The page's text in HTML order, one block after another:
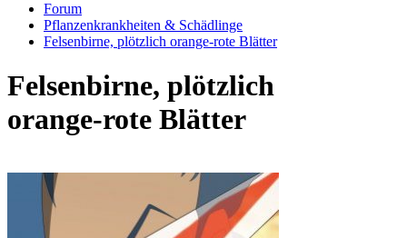
Forum
Pflanzenkrankheiten & Schädlinge
Felsenbirne, plötzlich orange-rote Blätter
Felsenbirne, plötzlich
orange-rote Blätter